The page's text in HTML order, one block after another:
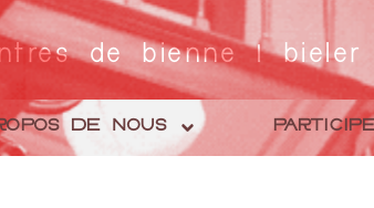
de bienne |
DE NOUS